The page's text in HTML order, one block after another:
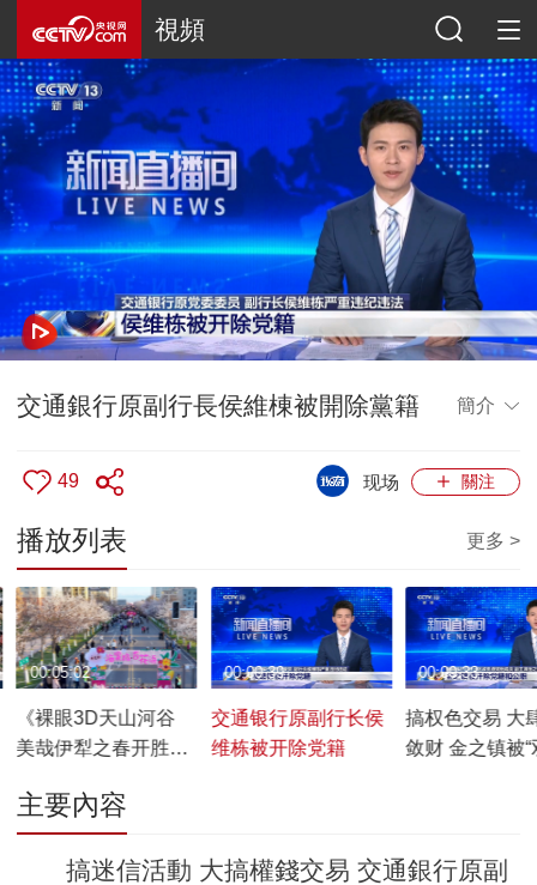
視頻
交通銀行原副行長侯維棟被開除黨籍 簡介
49 關注
现场
播放列表 更多 >
《裸眼3D天山河谷
美哉伊犁之春开胜
大美伊犁
00:05:02
交通银行原副行长侯
维栋被开除党籍
00:00:39
搞权色交易 大
敛财 金之镇被“
00:00:33
主要內容
搞迷信活動 大搞權錢交易 交通銀行原副